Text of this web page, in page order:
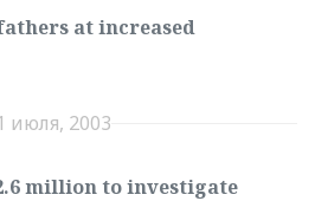
at increased
июля, 2003
million to investigate